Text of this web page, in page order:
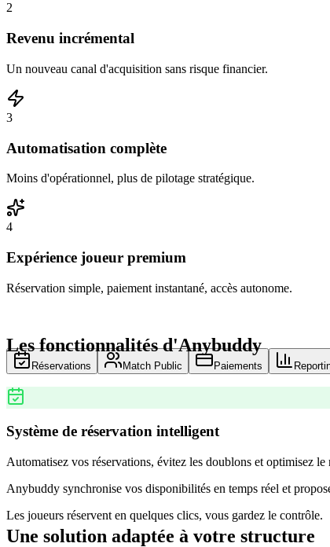
2
Revenu incrémental
Un nouveau canal d'acquisition sans risque financier.
3
Automatisation complète
Moins d'opérationnel, plus de pilotage stratégique.
4
Expérience joueur premium
Réservation simple, paiement instantané, accès autonome.
Les fonctionnalités d'Anybuddy
Réservations Match Public Paiements
Système de réservation intelligent
Automatisez vos réservations, évitez les doublons et optimisez le
Anybuddy synchronise vos disponibilités en temps réel et
Les joueurs réservent en quelques clics, vous gardez le contrôle.
Une solution adaptée à votre structure